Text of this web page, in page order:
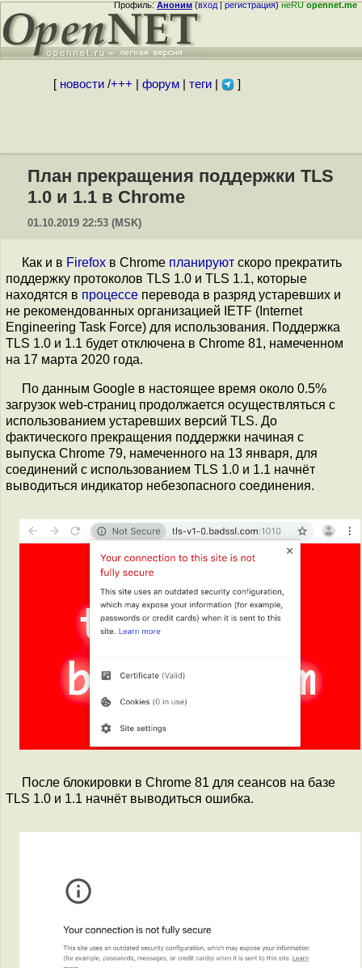
Профиль:Аноним(вход|регистрация)неRUopennet.me
[ новости/+++ форум| теги| ]
План прекращения поддержки TLS
1.0 и 1.1 в Chrome
01.10.2019 22:53 (MSK)
Как и в Firefox в Chrome планируют скоро прекратить
поддержку протоколов TLS 1.0 и TLS 1.1, которые
находятся в процессе перевода в разряд устаревших и
не рекомендованных организацией IETF (Internet
Engineering Task Force) для использования. Поддержка
TLS 1.0 и 1.1 будет отключена в Chrome 81, намеченном
на 17 марта 2020 года.
По данным Google в настоящее время около 0.5%
загрузок web-страниц продолжается осуществляться с
использованием устаревших версий TLS. До
фактического прекращения поддержки начиная с
выпуска Chrome 79, намеченного на 13 января, для
соединений с использованием TLS 1.0 и 1.1 начнёт
выводиться индикатор небезопасного соединения.
После блокировки в Chrome 81 для сеансов на базе
TLS 1.0 и 1.1 начнёт выводиться ошибка.